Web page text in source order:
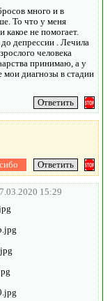
много и в
То что у меня
не помогает.
депрессии . Лечила
человека
принимаю, а у
мои диагнозы в стадии
15:29